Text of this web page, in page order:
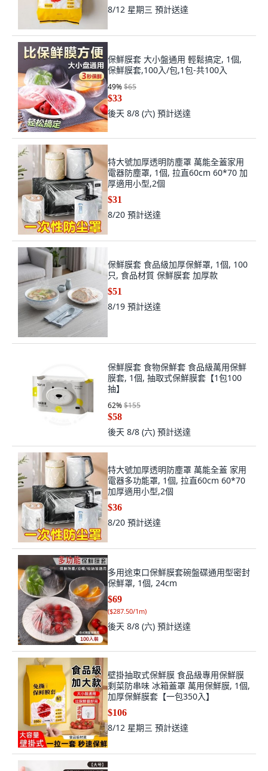
8/12 星期三 預計送達
保鮮膜套 大小盤通用 輕鬆搞定, 1個,
保鮮膜套,100入/包,1包-共100入
49%$65
$33
後天 8/8 (六) 預計送達
特大號加厚透明防塵罩 萬能全蓋家用
電器防塵罩, 1個, 拉直60cm 60*70 加
厚適用小型,2個
$31
8/20 預計送達
保鮮膜套 食品級加厚保鮮罩, 1個, 100
只, 食品材質 保鮮膜套 加厚款
$51
8/19 預計送達
保鮮膜套 食物保鮮套 食品級萬用保鮮
膜套, 1個, 抽取式保鮮膜套【1包100
抽】
62%$155
$58
後天 8/8 (六) 預計送達
特大號加厚透明防塵罩 萬能全蓋 家用
電器多功能罩, 1個, 拉直60cm 60*70
加厚適用小型,2個
$36
8/20 預計送達
多用途束口保鮮膜套碗盤碟通用型密封
保鮮罩, 1個, 24cm
$69
($287.50/1m)
後天 8/8 (六) 預計送達
壁掛抽取式保鮮膜 食品級專用保鮮膜
剩菜防串味 冰箱蓋罩 萬用保鮮膜, 1個,
加厚保鮮膜套【一包350入】
$106
8/12 星期三 預計送達